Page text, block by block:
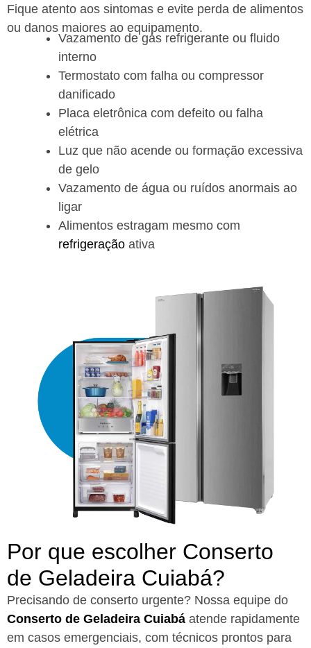
Fique atento aos sintomas e evite perda de alimentos
ou danos maiores ao equipamento.
Vazamento de gás refrigerante ou fluido
interno
Termostato com falha ou compressor
danificado
Placa eletrônica com defeito ou falha
elétrica
Luz que não acende ou formação excessiva
de gelo
Vazamento de água ou ruídos anormais ao
ligar
Alimentos estragam mesmo com
refrigeração ativa
Por que escolher Conserto
de Geladeira Cuiabá?​
Precisando de conserto urgente? Nossa equipe do
Conserto de Geladeira Cuiabá atende rapidamente
em casos emergenciais, com técnicos prontos para